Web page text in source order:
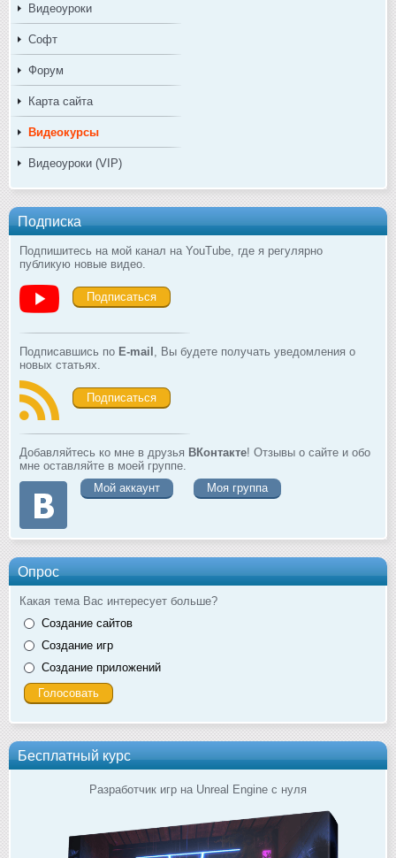
Видеоуроки
Софт
Форум
Карта сайта
Видеокурсы
Видеоуроки (VIP)
Подписка
Подпишитесь на мой канал на YouTube, где я регулярно
публикую новые видео.
Подписаться
Подписавшись по E-mail
, Вы будете получать уведомления о
новых статьях.
Подписаться
Добавляйтесь ко мне в друзья ВКонтакте! Отзывы о сайте и обо
мне оставляйте в моей группе.
Мой аккаунт
Моя группа
Опрос
Какая тема Вас интересует больше?
Создание сайтов
Создание игр
Создание приложений
Бесплатный курс
Разработчик игр на Unreal Engine с нуля